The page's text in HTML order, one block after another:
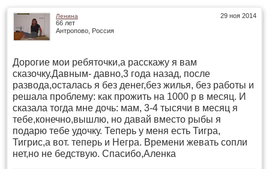
29 ноя 2014
Ленина
66 лет
Антропово, Россия
Дорогие мои ребяточки,а расскажу я вам
сказочку.Давным- давно,3 года назад, после
развода,осталась я без денег,без жилья, без работы и
решала проблему: как прожить на 1000 р в месяц. И
сказала тогда мне дочь: мам, 3-4 тысячи в месяц я
тебе,конечно,вышлю, но давай вместо рыбы я
подарю тебе удочку. Теперь у меня есть Тигра,
Тигрис,а вот. теперь и Негра. Времени жевать сопли
нет,но не бедствую. Спасибо,Аленка